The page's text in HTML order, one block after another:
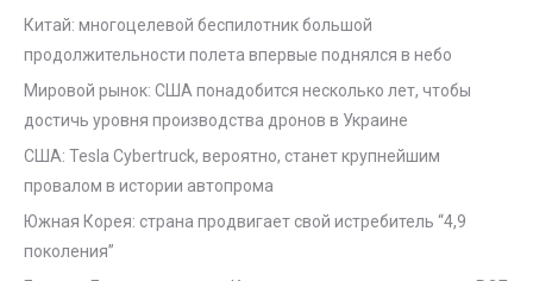
Китай: многоцелевой беспилотник большой
продолжительности полета впервые поднялся в небо
Мировой рынок: США понадобится несколько лет, чтобы
достичь уровня производства дронов в Украине
США: Tesla Cybertruck, вероятно, станет крупнейшим
провалом в истории автопрома
Южная Корея: страна продвигает свой истребитель “4,9
поколения”